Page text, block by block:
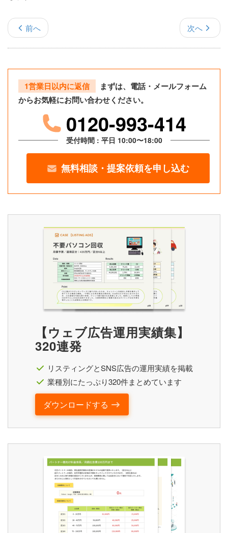
次へ
前へ
1営業日以内に返信
まずは、電話・メールフォーム
からお気軽にお問い合わせください。
0120-993-414
受付時間 : 平日 10:00〜18:00
無料相談・提案依頼を申し込む
【ウェブ広告運用実績集】
320連発
リスティングとSNS広告の運用実績を掲載
業種別にたっぷり320件まとめています
ダウンロードする